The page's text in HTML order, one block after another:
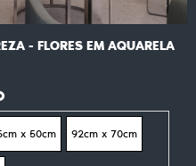
- FLORES EM AQUARELA
x 50cm 92cm x 70cm